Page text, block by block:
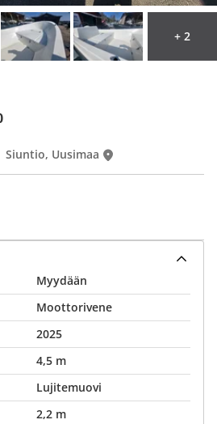
Siuntio, Uusimaa
+ 2
Myydään
Moottorivene
2025
4,5 m
Lujitemuovi
2,2 m